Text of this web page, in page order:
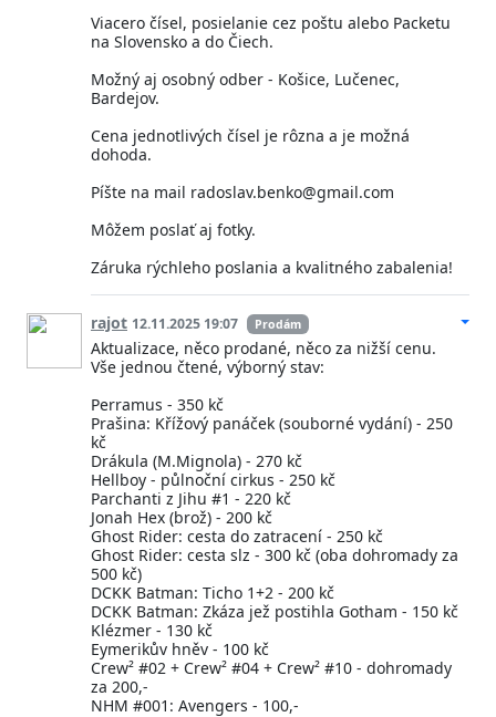
Viacero čísel, posielanie cez poštu alebo Packetu
na Slovensko a do Čiech.
Možný aj osobný odber - Košice, Lučenec,
Bardejov.
Cena jednotlivých čísel je rôzna a je možná
dohoda.
Píšte na mail radoslav.benko@gmail.com
Môžem poslať aj fotky.
Záruka rýchleho poslania a kvalitného zabalenia!
rajot 12.11.2025 19:07 Prodám
Aktualizace, něco prodané, něco za nižší cenu.
Vše jednou čtené, výborný stav:
Perramus - 350 kč
Prašina: Křížový panáček (souborné vydání) - 250
kč
Drákula (M.Mignola) - 270 kč
Hellboy - půlnoční cirkus - 250 kč
Parchanti z Jihu #1 - 220 kč
Jonah Hex (brož) - 200 kč
Ghost Rider: cesta do zatracení - 250 kč
Ghost Rider: cesta slz - 300 kč (oba dohromady za
500 kč)
DCKK Batman: Ticho 1+2 - 200 kč
DCKK Batman: Zkáza jež postihla Gotham - 150 kč
Klézmer - 130 kč
Eymerikův hněv - 100 kč
Crew² #02 + Crew² #04 + Crew² #10 - dohromady
za 200,-
NHM #001: Avengers - 100,-